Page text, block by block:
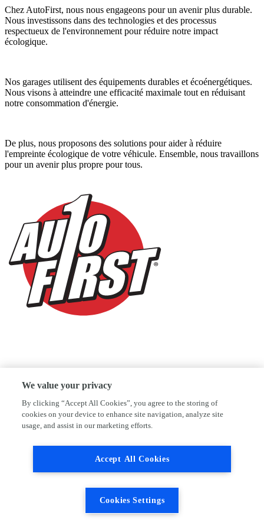
Chez AutoFirst, nous nous engageons pour un avenir plus durable.
Nous investissons dans des technologies et des processus
respectueux de l'environnement pour réduire notre impact
écologique.
Nos garages utilisent des équipements durables et écoénergétiques.
Nous visons à atteindre une efficacité maximale tout en réduisant
notre consommation d'énergie.
De plus, nous proposons des solutions pour aider à réduire
l'empreinte écologique de votre véhicule. Ensemble, nous travaillons
pour un avenir plus propre pour tous.
We value your privacy
By clicking “Accept All Cookies”, you agree to the storing of
cookies on your device to enhance site navigation, analyze site
usage, and assist in our marketing efforts.
Accept All Cookies
Cookies Settings